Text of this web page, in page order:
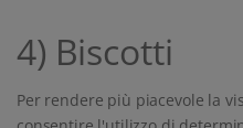
4) Biscotti
Per rendere più piacevole la